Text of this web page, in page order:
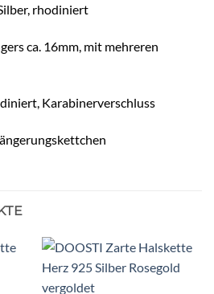
rhodiniert
ca. 16mm, mit mehreren
Karabinerverschluss